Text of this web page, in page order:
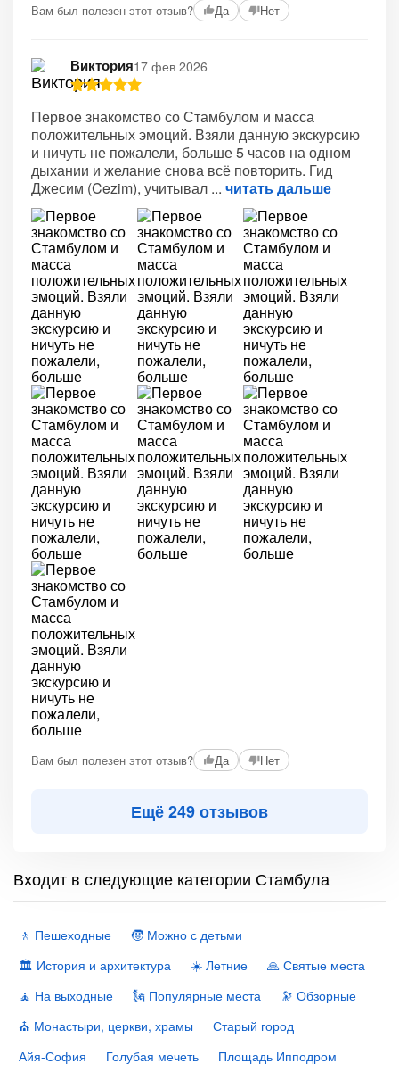
Вам был полезен этот отзыв? Да Нет
Виктория17 фев 2026
Первое знакомство со Стамбулом и масса
положительных эмоций. Взяли данную экскурсию
и ничуть не пожалели, больше 5 часов на одном
дыхании и желание снова всё повторить. Гид
Джесим (Cezim), учитывал
читать дальше
Вам был полезен этот отзыв? Да Нет
Ещё 249 отзывов
Входит в следующие категории Стамбула
🚶 Пешеходные
🧒 Можно с детьми
🏛 История и архитектура
☀️ Летние
🙏 Святые места
🧘 На выходные
🗽 Популярные места
🔭 Обзорные
⛪️ Монастыри, церкви, храмы
Старый город
Айя-София
Голубая мечеть Площадь Ипподром